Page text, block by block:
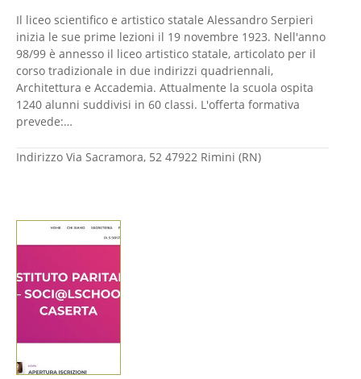
Il liceo scientifico e artistico statale Alessandro Serpieri
inizia le sue prime lezioni il 19 novembre 1923. Nell'anno
98/99 è annesso il liceo artistico statale, articolato per il
corso tradizionale in due indirizzi quadriennali,
Architettura e Accademia. Attualmente la scuola ospita
1240 alunni suddivisi in 60 classi. L'offerta formativa
prevede:…
Indirizzo Via Sacramora, 52 47922 Rimini (RN)